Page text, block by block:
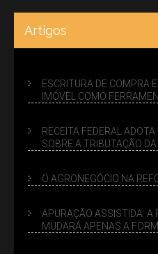
Artigos
ESCRITURA DE COMPRA
IMÓVEL COMO
RECEITA FEDERAL
SOBRE A TRIBUTAÇÃO
O AGRONEGÓCIO NA
APURAÇÃO ASSISTIDA: A
MUDARÁ APENAS A